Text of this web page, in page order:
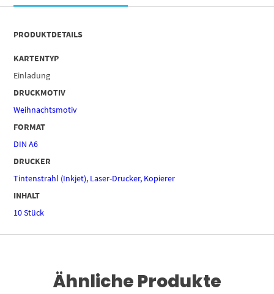
PRODUKTDETAILS
KARTENTYP
Einladung
DRUCKMOTIV
Weihnachtsmotiv
FORMAT
DIN A6
DRUCKER
Tintenstrahl (Inkjet), Laser-Drucker, Kopierer
INHALT
10 Stück
Ähnliche Produkte